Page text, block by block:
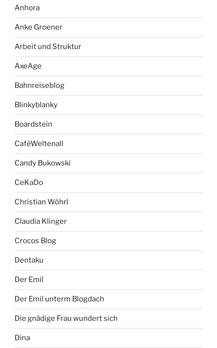
Anhora
Anke Groener
Arbeit und Struktur
AxeAge
Bahnreiseblog
Blinkyblanky
Boardstein
CaféWeltenall
Candy Bukowski
CeKaDo
Christian Wöhrl
Claudia Klinger
Crocos Blog
Dentaku
Der Emil
Der Emil unterm Blogdach
Die gnädige Frau wundert sich
Dina